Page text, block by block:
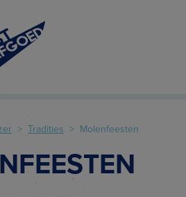
Tradities Molenfeesten